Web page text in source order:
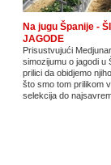
Na jugu Španije -
JAGODE
Prisustvujući
simozijumu o jagodi u
prilici da obidjemo
što smo tom prilikom
selekcija do